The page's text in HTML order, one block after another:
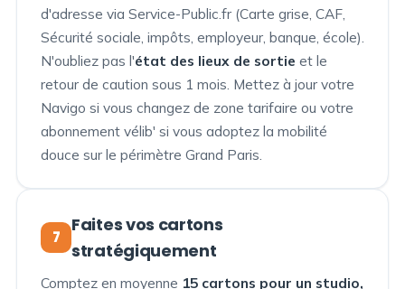
d'adresse via Service-Public.fr (Carte grise, CAF,
Sécurité sociale, impôts, employeur, banque, école).
N'oubliez pas l'état des lieux de sortie et le
retour de caution sous 1 mois. Mettez à jour votre
Navigo si vous changez de zone tarifaire ou votre
abonnement vélib' si vous adoptez la mobilité
douce sur le périmètre Grand Paris.
7
Faites vos cartons
stratégiquement
Comptez en moyenne 15 cartons pour un studio,